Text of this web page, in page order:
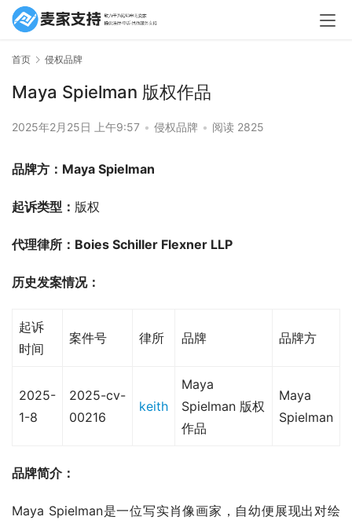
首页 侵权品牌
Maya Spielman 版权作品
2025年2月25日 上午9:57 • 侵权品牌 • 阅读 2825
品牌方：Maya Spielman
起诉类型： 版权
代理律所：Boies Schiller Flexner LLP
历史发案情况：
起诉
时间
案件号 律所 品牌 品牌方
2025-
1-8
2025-cv-
00216
keith
Maya
Spielman 版权
作品
Maya
Spielman
品牌简介：
Maya Spielman是一位写实肖像画家，自幼便展现出对绘